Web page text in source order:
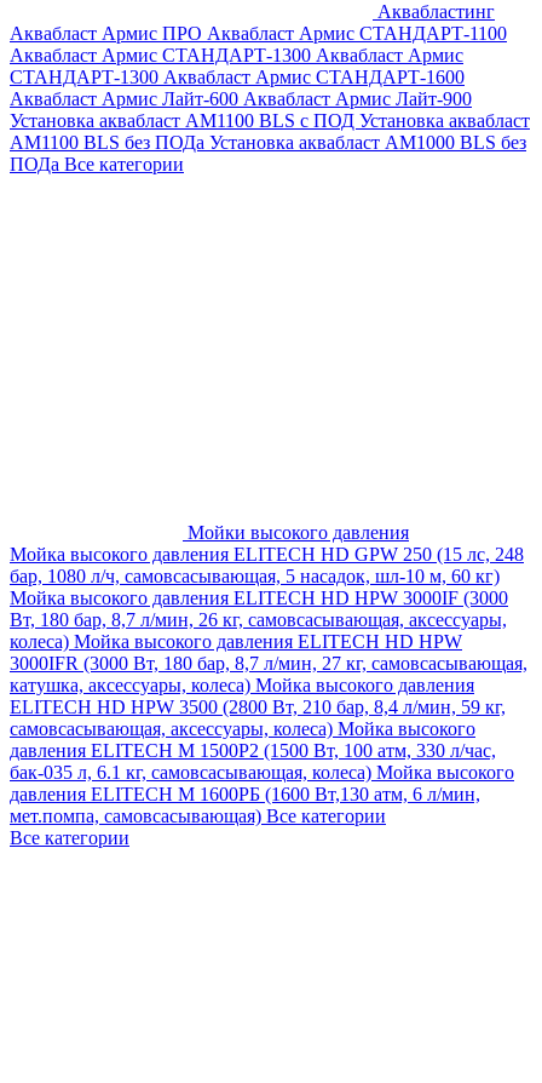
Аквабластинг
Аквабласт Армис ПРО Аквабласт Армис СТАНДАРТ-1100
Аквабласт Армис СТАНДАРТ-1300 Аквабласт Армис
СТАНДАРТ-1300 Аквабласт Армис СТАНДАРТ-1600
Аквабласт Армис Лайт-600 Аквабласт Армис Лайт-900
Установка аквабласт AM1100 BLS с ПОД Установка аквабласт
AM1100 BLS без ПОДа Установка аквабласт AM1000 BLS без
ПОДа Все категории
Мойки высокого давления
Мойка высокого давления ELITECH HD GPW 250 (15 лс, 248
бар, 1080 л/ч, самовсасывающая, 5 насадок, шл-10 м, 60 кг)
Мойка высокого давления ELITECH HD HPW 3000IF (3000
Вт, 180 бар, 8,7 л/мин, 26 кг, самовсасывающая, аксессуары,
колеса) Мойка высокого давления ELITECH HD HPW
3000IFR (3000 Вт, 180 бар, 8,7 л/мин, 27 кг, самовсасывающая,
катушка, аксессуары, колеса) Мойка высокого давления
ELITECH HD HPW 3500 (2800 Вт, 210 бар, 8,4 л/мин, 59 кг,
самовсасывающая, аксессуары, колеса) Мойка высокого
давления ELITECH M 1500P2 (1500 Вт, 100 атм, 330 л/час,
бак-035 л, 6.1 кг, самовсасывающая, колеса) Мойка высокого
давления ELITECH М 1600РБ (1600 Вт,130 атм, 6 л/мин,
мет.помпа, самовсасывающая) Все категории
Все категории